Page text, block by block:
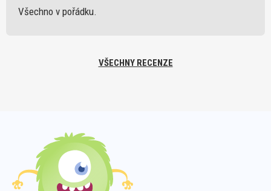
Všechno v pořádku.
VŠECHNY RECENZE